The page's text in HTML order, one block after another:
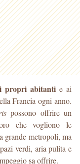
propri abitantie ai
Francia ogni anno.
possono offrire un
che vogliono le
grande metropoli, ma
verdi, aria pulita e
sa offrire.